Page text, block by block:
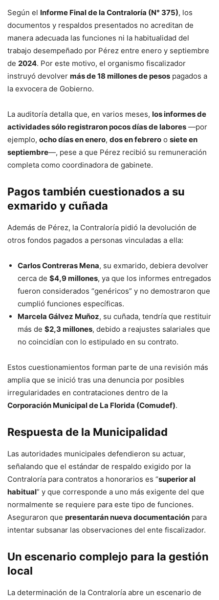
Según el Informe Final de la Contraloría (N° 375), los
documentos y respaldos presentados no acreditan de
manera adecuada las funciones ni la habitualidad del
trabajo desempeñado por Pérez entre enero y septiembre
de 2024. Por este motivo, el organismo fiscalizador
instruyó devolver más de 18 millones de pesos pagados a
la exvocera de Gobierno.
La auditoría detalla que, en varios meses, los informes de
actividades sólo registraron pocos días de labores —por
ejemplo, ocho días en enero, dos en febrero o siete en
septiembre—, pese a que Pérez recibió su remuneración
completa como coordinadora de gabinete.
Pagos también cuestionados a su
exmarido y cuñada
Además de Pérez, la Contraloría pidió la devolución de
otros fondos pagados a personas vinculadas a ella:
Carlos Contreras Mena, su exmarido, debiera devolver
cerca de $4,9 millones, ya que los informes entregados
fueron considerados “genéricos” y no demostraron que
cumplió funciones específicas.
Marcela Gálvez Muñoz, su cuñada, tendría que restituir
más de $2,3 millones, debido a reajustes salariales que
no coincidían con lo estipulado en su contrato.
Estos cuestionamientos forman parte de una revisión más
amplia que se inició tras una denuncia por posibles
irregularidades en contrataciones dentro de la
Corporación Municipal de La Florida (Comudef).
Respuesta de la Municipalidad
Las autoridades municipales defendieron su actuar,
señalando que el estándar de respaldo exigido por la
Contraloría para contratos a honorarios es “superior al
habitual” y que corresponde a uno más exigente del que
normalmente se requiere para este tipo de funciones.
Aseguraron que presentarán nueva documentación para
intentar subsanar las observaciones del ente fiscalizador.
Un escenario complejo para la gestión
local
La determinación de la Contraloría abre un escenario de